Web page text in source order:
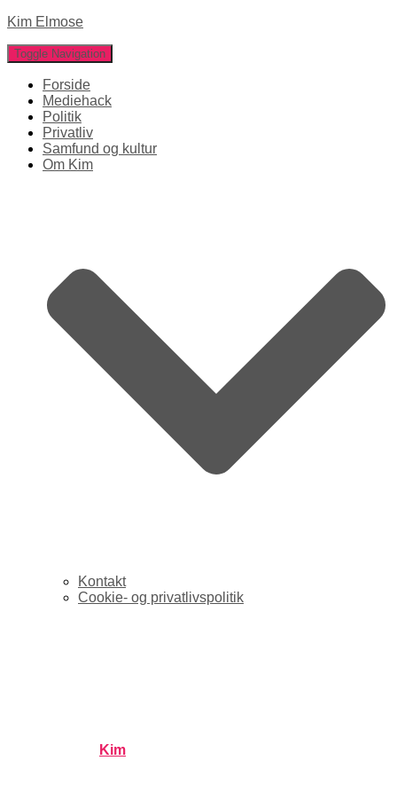
Kim Elmose
Toggle Navigation
Forside
Mediehack
Politik
Privatliv
Samfund og kultur
Om Kim
Kontakt
Cookie- og privatlivspolitik
Kim